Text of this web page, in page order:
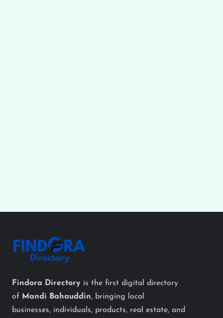
Findora Directory is the first digital directory
of Mandi Bahauddin, bringing local
businesses, individuals, products, real estate, and